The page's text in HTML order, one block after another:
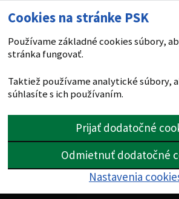
Cookies na stránke PSK
Používame základné cookies súbory,
stránka fungovať.
Taktiež používame analytické súbory,
súhlasíte s ich používaním.
Prijať dodatočné
Odmietnuť dodatočné
Nastavenia